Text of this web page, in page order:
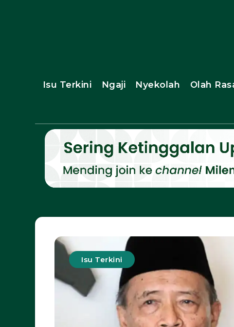
Isu Terkini Ngaji Nyekolah Olah
Isu Terkini